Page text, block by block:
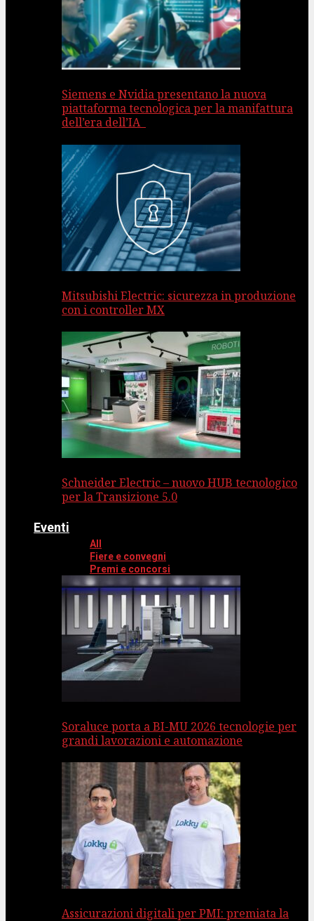
Siemens e Nvidia presentano la nuova
piattaforma tecnologica per la manifattura
dell’era dell’IA
Mitsubishi Electric: sicurezza in produzione
con i controller MX
Schneider Electric – nuovo HUB tecnologico
per la Transizione 5.0
Eventi
All
Fiere e convegni
Premi e concorsi
Soraluce porta a BI-MU 2026 tecnologie per
grandi lavorazioni e automazione
Assicurazioni digitali per PMI: premiata la